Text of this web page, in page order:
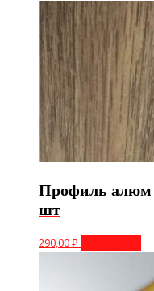
Профиль алюм
шт
290,00₽